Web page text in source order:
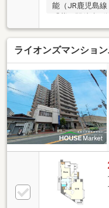
能（JR鹿児島
匹まで、飼育細
オートロック付
3LDKのお部屋
使用可能・料理
しめる、対面式
なみを整えやす
です・6階部分
ライバシーにも
れるものではあ
ライオンズマンショ